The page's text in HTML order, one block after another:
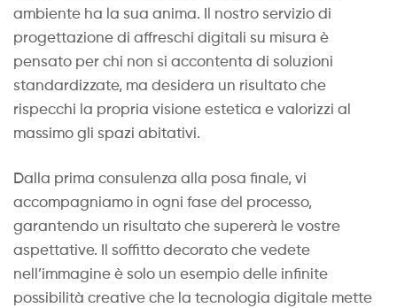
ambiente ha la sua anima. Il nostro servizio di
progettazione di affreschi digitali su misura è
pensato per chi non si accontenta di soluzioni
standardizzate, ma desidera un risultato che
rispecchi la propria visione estetica e valorizzi al
massimo gli spazi abitativi.
Dalla prima consulenza alla posa finale, vi
accompagniamo in ogni fase del processo,
garantendo un risultato che supererà le vostre
aspettative. Il soffitto decorato che vedete
nell’immagine è solo un esempio delle infinite
possibilità creative che la tecnologia digitale mette